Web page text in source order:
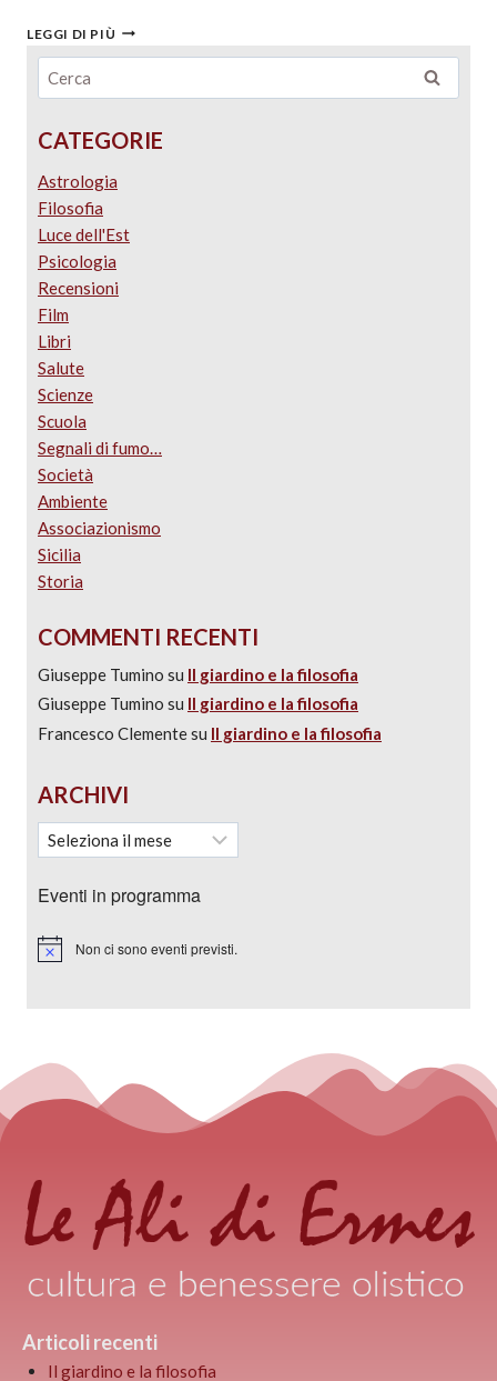
LEGGI DI PIÙ
CATEGORIE
Astrologia
Filosofia
Luce dell'Est
Psicologia
Recensioni
Film
Libri
Salute
Scienze
Scuola
Segnali di fumo…
Società
Ambiente
Associazionismo
Sicilia
Storia
COMMENTI RECENTI
Giuseppe Tumino su Il giardino e la filosofia
Giuseppe Tumino su Il giardino e la filosofia
Francesco Clementesu Il giardino e la filosofia
ARCHIVI
Eventi in programma
Notice Non ci sono eventi previsti.
Articoli recenti
Il giardino e la filosofia